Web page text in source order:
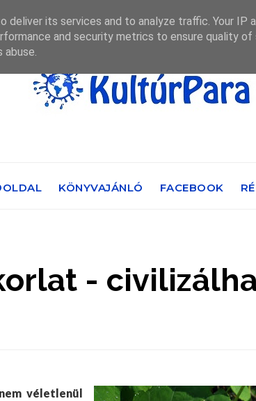
KÖNYVAJÁNLÓ FACEBOOK
-
véletlenül
deliver its services and to analyze traffic. Your IP
and security metrics to ensure quality of